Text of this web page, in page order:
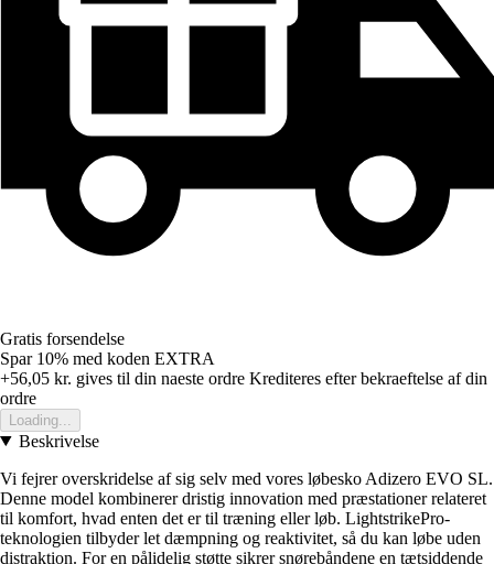
Gratis forsendelse
Spar 10% med koden EXTRA
+56,05 kr. gives til din naeste ordre Krediteres efter bekraeftelse af din
ordre
Loading...
Beskrivelse
Vi fejrer overskridelse af sig selv med vores løbesko Adizero EVO SL.
Denne model kombinerer dristig innovation med præstationer relateret
til komfort, hvad enten det er til træning eller løb. LightstrikePro-
teknologien tilbyder let dæmpning og reaktivitet, så du kan løbe uden
distraktion. For en pålidelig støtte sikrer snørebåndene en tætsiddende